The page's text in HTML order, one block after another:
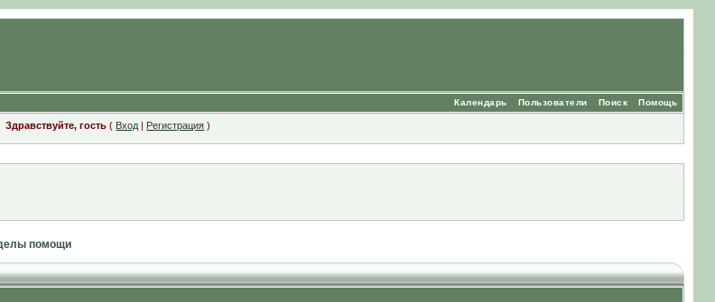
Помощь
Поиск
Пользователи
Календарь
Здравствуйте, гость ( Вход | Регистрация )
помощи